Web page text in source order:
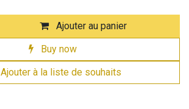
Ajouter au panier
Buy now
Ajouter à la liste de souhaits